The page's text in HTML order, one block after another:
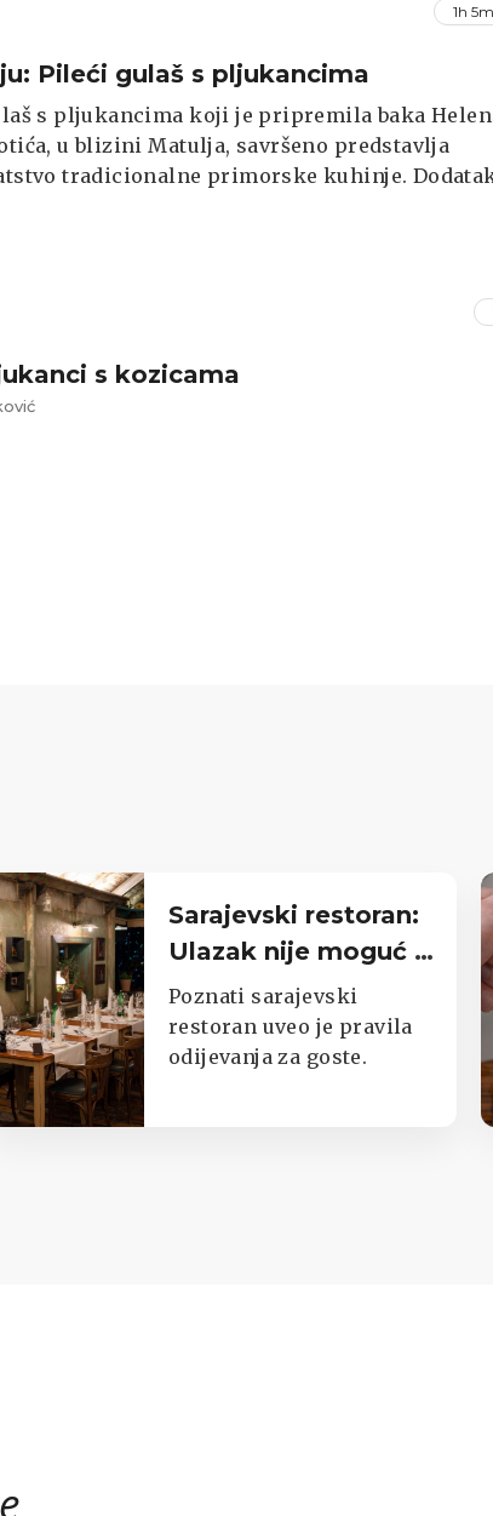
1h
Pileći gulaš s pljukancima
s pljukancima koji je pripremila baka
u blizini Matulja, savršeno predstavlja
tradicionalne primorske kuhinje.
tradicionalne metode koje su
s kozicama
Sarajevski restoran:
Ulazak nije moguć u
trenirkama,
potkošuljama i
japankama
Poznati sarajevski
restoran uveo je pravila
odijevanja za goste.